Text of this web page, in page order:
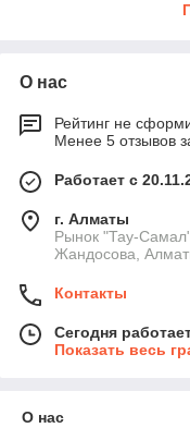
Технические
Диаметр диска
стандартные (115
подошва.
нагрузке и
Система
Слабая модель
греется, редуктор
снимается
О нас
Рейтинг не
Менее 5 отзывов
Работает с
г. Алматы
Рынок "Тау-
Жандосова,
Контакты
Сегодня
Показать весь
О нас